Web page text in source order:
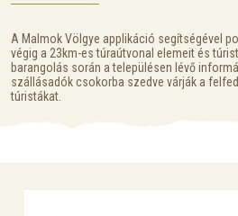
A Malmok Völgye applikáció segítségével
végig a 23km-es túraútvonal elemeit és
barangolás során a településen lévő
szállásadók csokorba szedve várják a
túristákat.